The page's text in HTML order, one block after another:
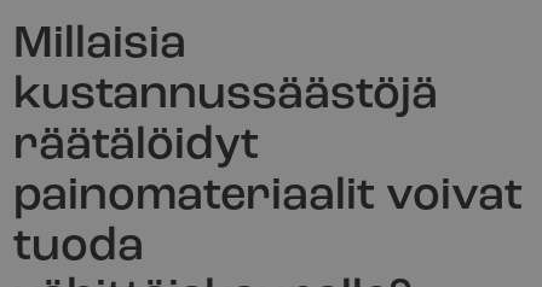
Millaisia
kustannussäästöjä
räätälöidyt
painomateriaalit voivat
tuoda